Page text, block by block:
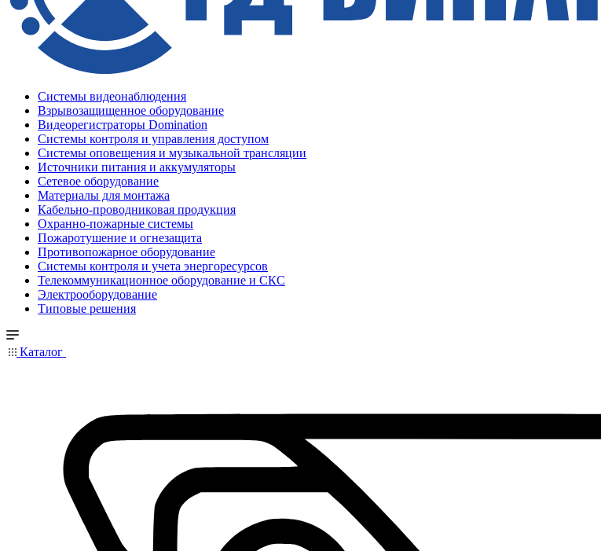
Системы видеонаблюдения
Взрывозащищенное оборудование
Видеорегистраторы Domination
Системы контроля и управления доступом
Системы оповещения и музыкальной трансляции
Источники питания и аккумуляторы
Сетевое оборудование
Материалы для монтажа
Кабельно-проводниковая продукция
Охранно-пожарные системы
Пожаротушение и огнезащита
Противопожарное оборудование
Системы контроля и учета энергоресурсов
Телекоммуникационное оборудование и СКС
Электрооборудование
Типовые решения
Каталог